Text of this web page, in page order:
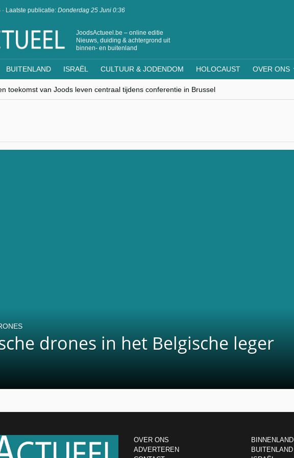
· Laatste publicatie: Donderdag 25 Juni 0:36
JoodsActueel.be – online editie
Nieuws, duiding & achtergrond uit
binnen- en buitenland
BUITENLAND ISRAËL CULTUUR & JODENDOM HOLOCAUST OVER ONS
toekomst van Joods leven centraal tijdens conferentie in Brussel
moeilijk seculiere Westen minderheden begrijpt”, Jinnih Beels (Vooruit)
– Boekarest: de verrassing van Oost-Europa
België op de beklaagdenbank”
website en samenwerking met Mishpacha voor kosher travel en simchas wereldwijd
drones in het Belgische leger
OVER ONS
ADVERTEREN
BINNENLAND
BUITENLAND